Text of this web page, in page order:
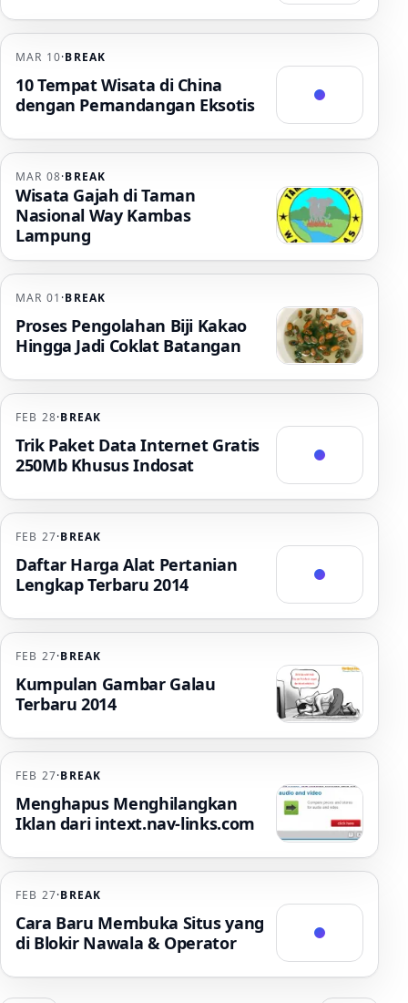
MAR 10·BREAK
10 Tempat Wisata di China
dengan Pemandangan Eksotis
MAR 08·BREAK
Wisata Gajah di Taman
Nasional Way Kambas
Lampung
MAR 01 ·BREAK
Proses Pengolahan Biji Kakao
Hingga Jadi Coklat Batangan
FEB 28·BREAK
Trik Paket Data Internet Gratis
250Mb Khusus Indosat
FEB 27·BREAK
Daftar Harga Alat Pertanian
Lengkap Terbaru 2014
FEB 27·BREAK
Kumpulan Gambar Galau
Terbaru 2014
FEB 27·BREAK
Menghapus Menghilangkan
Iklan dari intext.nav-links.com
FEB 27·BREAK
Cara Baru Membuka Situs yang
di Blokir Nawala & Operator